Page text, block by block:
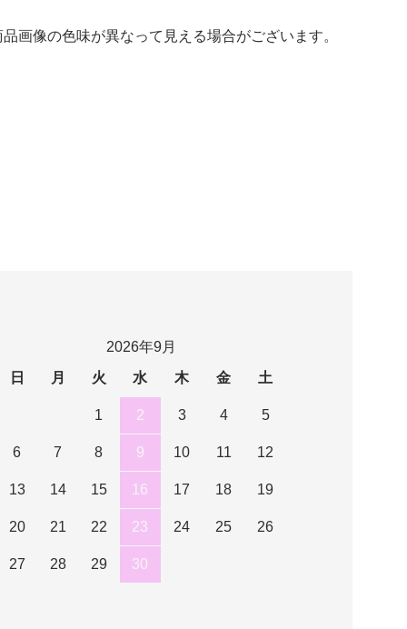
画像の色味が異なって見える場合がございます。
2026年9月
日
月 火 水 木 金 土
1 2 3 4 5
6 7 8 9 10 11 12
13 14 15 16 17 18 19
20 21 22 23 24 25 26
27 28 29 30